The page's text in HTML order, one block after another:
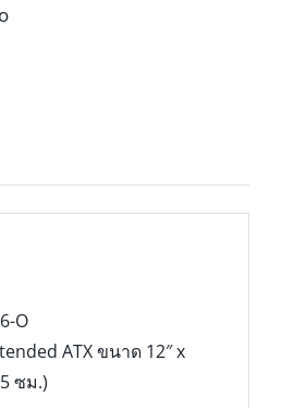
O
ATX ขนาด 12″ x
ซม.)